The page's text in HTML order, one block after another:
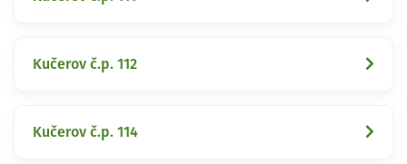
Kučerov č.p. 112
Kučerov č.p. 114